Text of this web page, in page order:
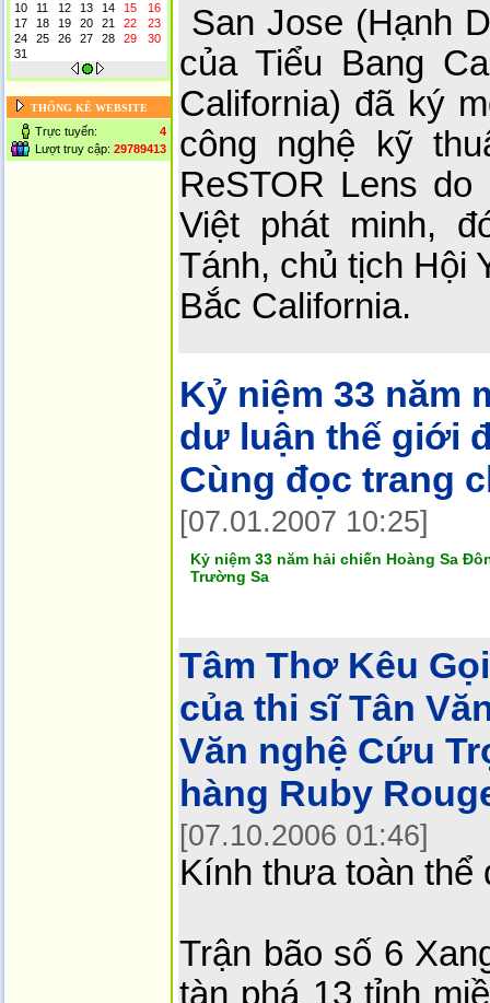
10
11 12 13 14 15
16
17
18 19 20 21 22
23
24
25 26 27 28 29
30
31
THỐNG KÊ WEBSITE
Trực tuyến:
4
Lượt truy cập: 29789413
San Jose (Hạnh
của Tiểu Bang
California) đã ký
công nghệ kỹ
ReSTOR Lens
Việt phát minh,
Tánh, chủ tịch Hội
Bắc California.
Kỷ niệm 33 năm
dư luận thế giới
Cùng đọc trang
[07.01.2007 10:25]
Kỷ niệm 33 năm hải chiến Hoàng Sa
Trường Sa
Tâm Thơ Kêu
của thi sĩ Tân
Văn nghệ Cứu
hàng Ruby
[07.10.2006 01:46]
Kính thưa toàn thể
Trận bão số 6
tàn phá 13 tỉnh